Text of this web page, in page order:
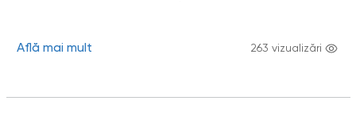
pentru elaborarea Raportului
dreptului copiilor la un mediu curat,
Află mai mult 263 vizualizări